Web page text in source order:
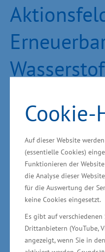
Cookie-
Auf dieser Website
(essentielle Cookies)
Funktionieren der
die Analyse dieser
für die Auswertung der
keine Cookies eingesetzt.
Es gibt auf
Drittanbietern (YouTube,
angezeigt, wenn Sie in